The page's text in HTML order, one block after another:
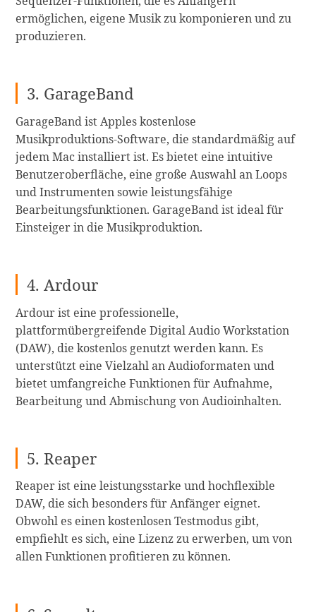
ermöglichen, eigene Musik zu komponieren und zu
produzieren.
3. GarageBand
GarageBand ist Apples kostenlose
Musikproduktions-Software, die standardmäßig auf
jedem Mac installiert ist. Es bietet eine intuitive
Benutzeroberfläche, eine große Auswahl an Loops
und Instrumenten sowie leistungsfähige
Bearbeitungsfunktionen. GarageBand ist ideal für
Einsteiger in die Musikproduktion.
4. Ardour
Ardour ist eine professionelle,
plattformübergreifende Digital Audio Workstation
(DAW), die kostenlos genutzt werden kann. Es
unterstützt eine Vielzahl an Audioformaten und
bietet umfangreiche Funktionen für Aufnahme,
Bearbeitung und Abmischung von Audioinhalten.
5. Reaper
Reaper ist eine leistungsstarke und hochflexible
DAW, die sich besonders für Anfänger eignet.
Obwohl es einen kostenlosen Testmodus gibt,
empfiehlt es sich, eine Lizenz zu erwerben, um von
allen Funktionen profitieren zu können.